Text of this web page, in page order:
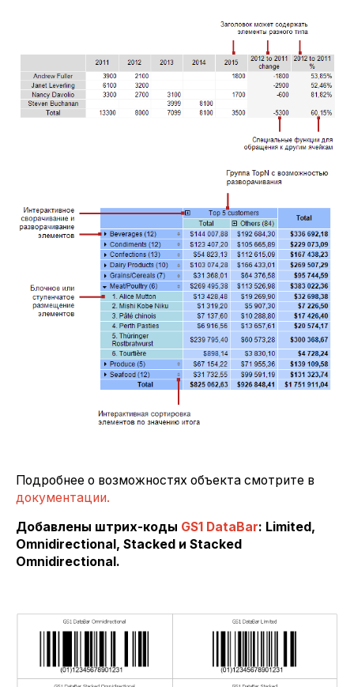
Подробнее о возможностях объекта смотрите в
документации.
Добавлены штрих-коды GS1 DataBar: Limited,
Omnidirectional, Stacked и Stacked
Omnidirectional.